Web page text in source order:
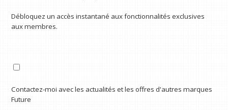
Débloquez un accès instantané aux fonctionnalités exclusives
aux membres.
Contactez-moi avec les actualités et les offres d'autres marques
Future